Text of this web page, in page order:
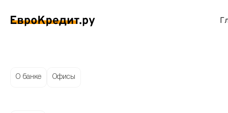
на карту
О банке Офисы